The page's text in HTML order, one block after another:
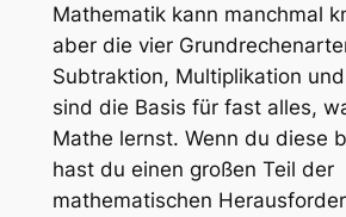
Mathematik kann manchmal
aber die vier
Subtraktion, Multiplikation
sind die Basis für fast alles,
Mathe lernst. Wenn du diese
hast du einen großen Teil der
mathematischen